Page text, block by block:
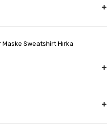
Maske Sweatshirt Hırka